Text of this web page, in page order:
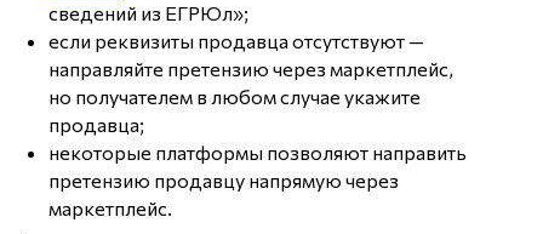
сведений из ЕГРЮл»;
если реквизиты продавца отсутствуют —
направляйте претензию через маркетплейс,
но получателем в любом случае укажите
продавца;
некоторые платформы позволяют направить
претензию продавцу напрямую через
маркетплейс.